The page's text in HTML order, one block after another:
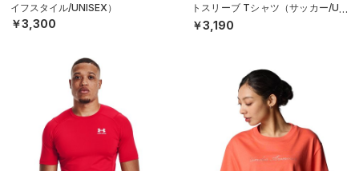
イフスタイル/UNISEX）
￥3,300
トスリーブ Tシャツ（サッカー/UNI
SEX）
￥3,190